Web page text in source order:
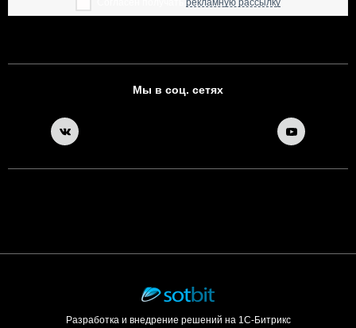
рекламную рассылку
Мы в соц. сетях
Разработка и внедрение решений на 1С-Битрикс